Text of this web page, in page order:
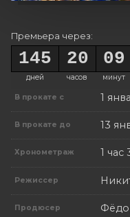
Премьера через:
145
дней
20
часов
09
минут
В прокате с 1
В прокате до 13
Хронометраж 1 час
Режиссер
Продюсер